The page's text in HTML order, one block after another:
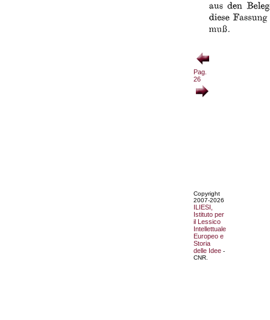
Pag.
26
Copyright
2007-2026
ILIESI,
Istituto per
il Lessico
Intellettuale
Europeo e
Storia
delle Idee -
CNR.